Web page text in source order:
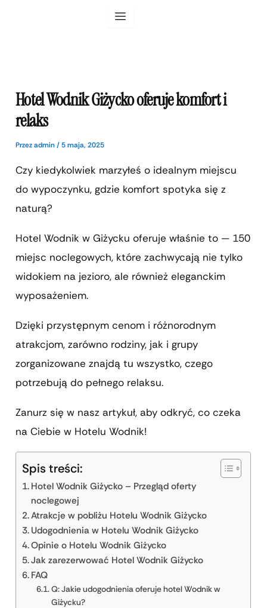
Hotel Wodnik Giżycko oferuje komfort i
relaks
Przezadmin/5 maja, 2025
Czy kiedykolwiek marzyłeś o idealnym miejscu
do wypoczynku, gdzie komfort spotyka się z
naturą?
Hotel Wodnik w Giżycku oferuje właśnie to — 150
miejsc noclegowych, które zachwycają nie tylko
widokiem na jezioro, ale również eleganckim
wyposażeniem.
Dzięki przystępnym cenom i różnorodnym
atrakcjom, zarówno rodziny, jak i grupy
zorganizowane znajdą tu wszystko, czego
potrzebują do pełnego relaksu.
Zanurz się w nasz artykuł, aby odkryć, co czeka
na Ciebie w Hotelu Wodnik!
Spis treści:
Hotel Wodnik Giżycko – Przegląd oferty
noclegowej
Atrakcje w pobliżu Hotelu Wodnik Giżycko
Udogodnienia w Hotelu Wodnik Giżycko
Opinie o Hotelu Wodnik Giżycko
Jak zarezerwować Hotel Wodnik Giżycko
FAQ
Q: Jakie udogodnienia oferuje hotel Wodnik w
Giżycku?